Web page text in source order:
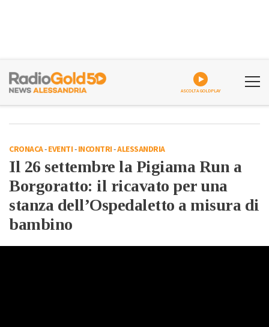
ASCOLTA GOLDPLAY
CRONACA-EVENTI-INCONTRI-ALESSANDRIA
Il 26 settembre la Pigiama Run a
Borgoratto: il ricavato per una
stanza dell’Ospedaletto a misura di
bambino